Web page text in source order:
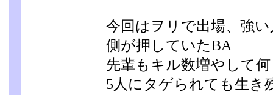
今回はヲリで出場、強
側が押していたBA
先輩もキル数増やして
5人にタゲられても生き